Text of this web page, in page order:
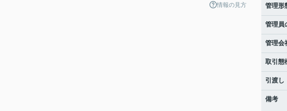
情報の見方 管理形
管理員
管理会
取引態
引渡し
備考